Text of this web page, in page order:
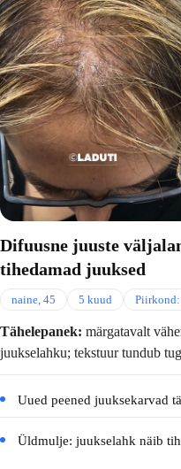
Difuusne juuste
tihedamad juuksed
naine, 45 5 kuud
Tähelepanek: märgatavalt
juukselahku; tekstuur tundub
Uued peened juuksekarvad
Üldmulje: juukselahk näib